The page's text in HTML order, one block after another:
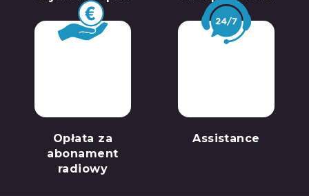
Opłata za
abonament
radiowy
Assistance